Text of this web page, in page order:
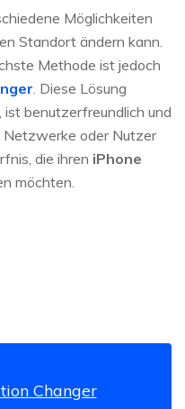
Möglichkeiten
Standort ändern kann.
Methode ist jedoch
. Diese Lösung
benutzerfreundlich und
Netzwerke oder Nutzer
die ihren iPhone
möchten.
Changer